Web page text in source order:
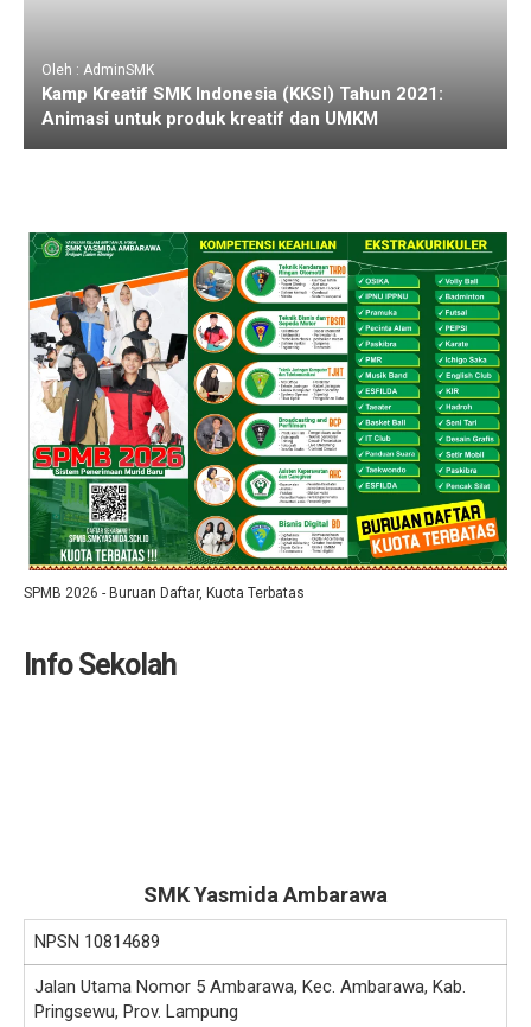
Oleh : AdminSMK
Kamp Kreatif SMK Indonesia (KKSI) Tahun 2021:
Animasi untuk produk kreatif dan UMKM
SPMB 2026 - Buruan Daftar, Kuota Terbatas
Info Sekolah
SMK Yasmida Ambarawa
NPSN 10814689
Jalan Utama Nomor 5 Ambarawa, Kec. Ambarawa, Kab.
Pringsewu, Prov. Lampung